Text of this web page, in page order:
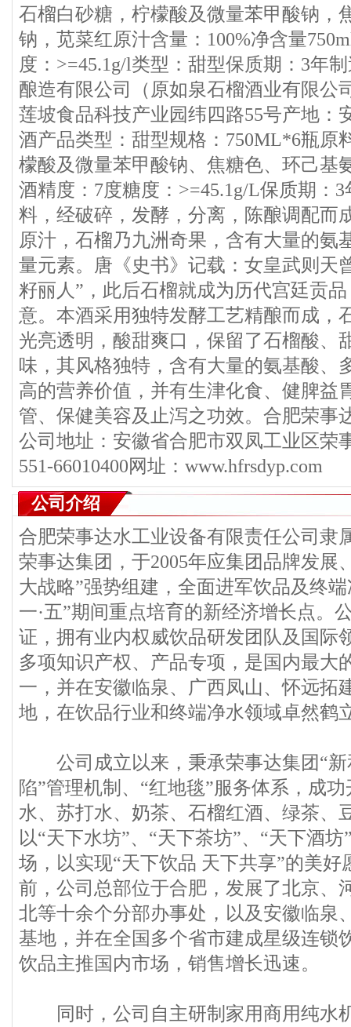
石榴白砂糖，柠檬酸及微量苯甲酸钠，
钠，苋菜红原汁含量：100%净含量
度：>=45.1g/l类型：甜型保质期：3年
酿造有限公司（原如泉石榴酒业有限公
莲坡食品科技产业园纬四路55号产地：
酒产品类型：甜型规格：750ML*6瓶原
檬酸及微量苯甲酸钠、焦糖色、环己基
酒精度：7度糖度：>=45.1g/L保质期：
料，经破碎，发酵，分离，陈酿调配而
原汁，石榴乃九洲奇果，含有大量的氨
量元素。唐《史书》记载：女皇武则天
籽丽人”，此后石榴就成为历代宫廷贡
意。本酒采用独特发酵工艺精酿而成，
光亮透明，酸甜爽口，保留了石榴酸、
味，其风格独特，含有大量的氨基酸、
高的营养价值，并有生津化食、健脾益
管、保健美容及止泻之功效。合肥荣事
公司地址：安徽省合肥市双凤工业区荣
551-66010400网址：www.hfrsdyp.com
公司介绍
合肥荣事达水工业设备有限责任公司
荣事达集团，于2005年应集团品牌发展
大战略”强势组建，全面进军饮品及终
一·五”期间重点培育的新经济增长点。
证，拥有业内权威饮品研发团队及国际
多项知识产权、产品专项，是国内最大
一，并在安徽临泉、广西凤山、怀远拓
地，在饮品行业和终端净水领域卓然鹤
公司成立以来，秉承荣事达集团“新
陷”管理机制、“红地毯”服务体系，成
水、苏打水、奶茶、石榴红酒、绿茶、
以“天下水坊”、“天下茶坊”、“天下酒
场，以实现“天下饮品 天下共享”的美好
前，公司总部位于合肥，发展了北京、
北等十余个分部办事处，以及安徽临泉
基地，并在全国多个省市建成星级连锁
饮品主推国内市场，销售增长迅速。
同时，公司自主研制家用商用纯水